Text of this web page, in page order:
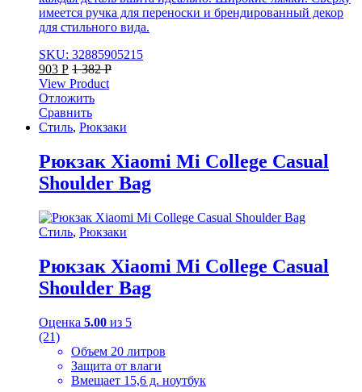
имеется ручка для переноски и брендированный декор
для стильного вида.
SKU: 32885905215
903 Р 1 382Р
View Product
Отложить
Сравнить
Стиль, Рюкзаки
Рюкзак Xiaomi Mi College Casual
Shoulder Bag
Стиль, Рюкзаки
Рюкзак Xiaomi Mi College Casual
Shoulder Bag
Оценка 5.00 из 5
(21)
Объем 20 литров
Защита от влаги
Вмещает 15,6 д. ноутбук